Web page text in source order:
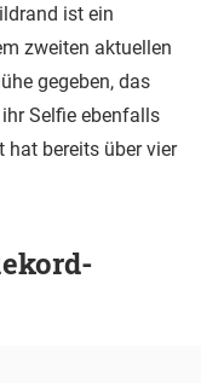
ist ein
zweiten aktuellen
gegeben, das
Selfie ebenfalls
hat bereits über vier